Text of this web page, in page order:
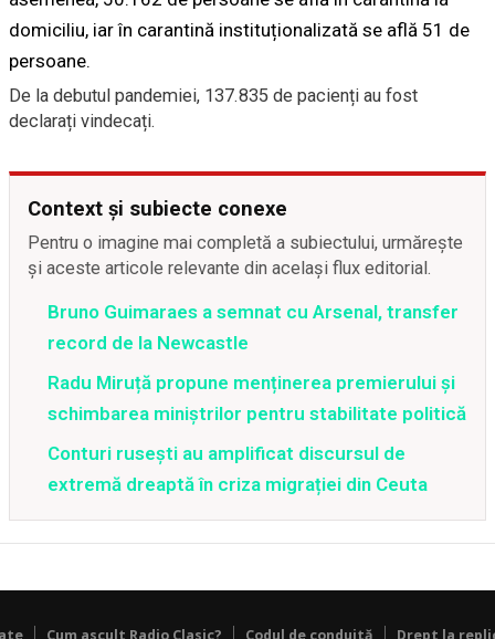
domiciliu, iar în carantină instituționalizată se află 51 de
persoane.
De la debutul pandemiei, 137.835 de pacienți au fost
declarați vindecați.
Context și subiecte conexe
Pentru o imagine mai completă a subiectului, urmărește
și aceste articole relevante din același flux editorial.
Bruno Guimaraes a semnat cu Arsenal, transfer
record de la Newcastle
Radu Miruță propune menținerea premierului și
schimbarea miniștrilor pentru stabilitate politică
Conturi rusești au amplificat discursul de
extremă dreaptă în criza migrației din Ceuta
Cum ascult Radio Clasic? Codul de conduită Drept la